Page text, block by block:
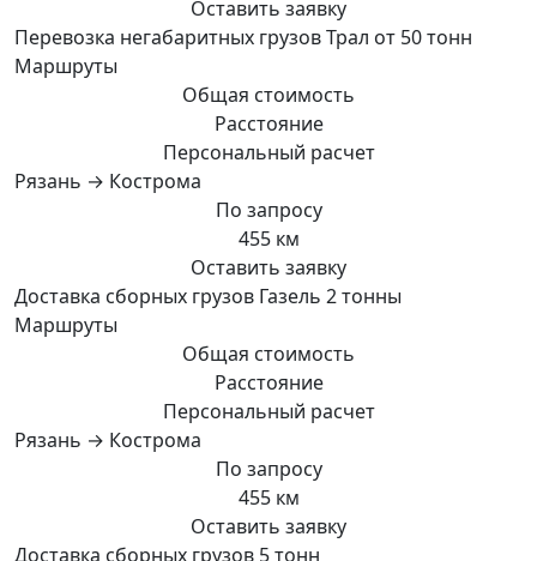
Оставить заявку
Перевозка негабаритных грузов Трал от 50 тонн
Маршруты
Общая стоимость
Расстояние
Персональный расчет
Рязань → Кострома
По запросу
455 км
Оставить заявку
Доставка сборных грузов Газель 2 тонны
Маршруты
Общая стоимость
Расстояние
Персональный расчет
Рязань → Кострома
По запросу
455 км
Оставить заявку
Доставка сборных грузов 5 тонн